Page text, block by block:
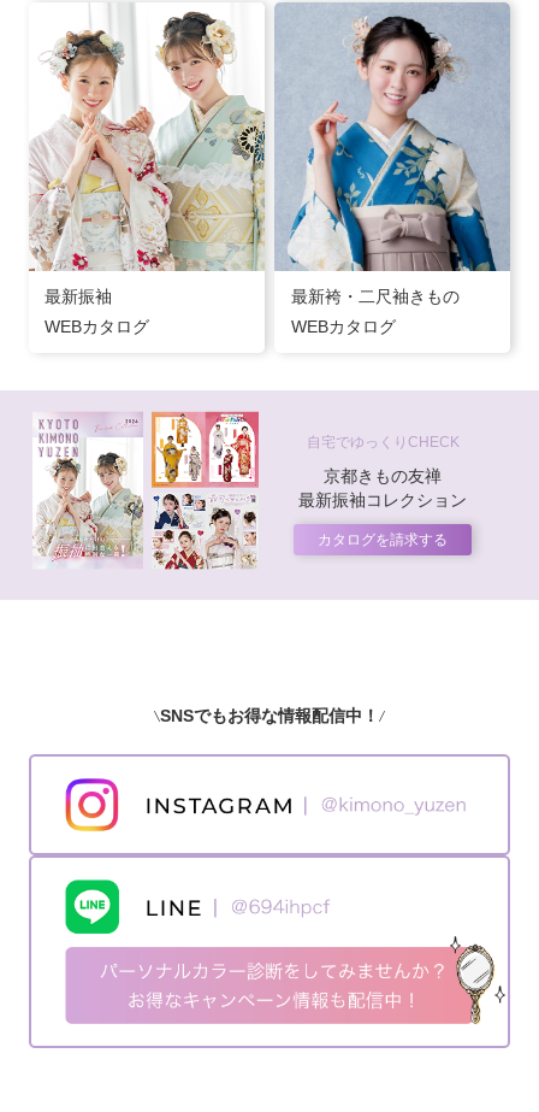
最新振袖
WEBカタログ
最新袴・二尺袖きもの
WEBカタログ
自宅でゆっくりCHECK
京都きもの友禅
最新振袖コレクション
カタログを請求する
SNSでもお得な情報配信中！